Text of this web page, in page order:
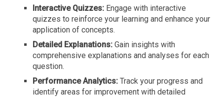
Interactive Quizzes: Engage with interactive
quizzes to reinforce your learning and enhance your
application of concepts.
Detailed Explanations: Gain insights with
comprehensive explanations and analyses for each
question.
Performance Analytics: Track your progress and
identify areas for improvement with detailed